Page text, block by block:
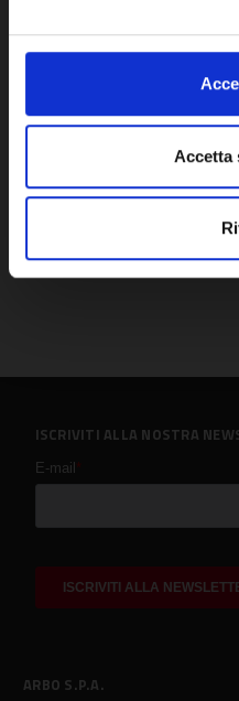
Accetta
ARBO S.P.A.
ISCRIVITI ALLA NOSTRA